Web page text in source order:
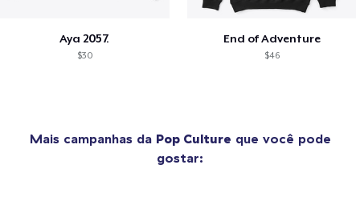
Aya 2057.
$30
End of Adventure
$46
Mais campanhas da Pop Culture que você pode
gostar: